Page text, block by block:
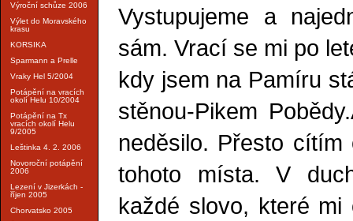
Výroční schůze 2006
Výlet do Moravského
krasu
KORSIKA
Sparmann a Prelle
Vraky Hel 5/2004
Potápění na vracích
okolí Helu 10/2004
Potápění na Tx
vracích okolí Helu
9/2005
Leštinka 4. 2. 2006
Novoroční potápění
2006
Lezení v Jizerkách -
říjen 2005
Chorvatsko 2005
Vystupujeme a
sám. Vrací se mi po
kdy jsem na Pamíru
stěnou-Pikem
neděsilo. Přesto
tohoto místa. V
každé slovo, které